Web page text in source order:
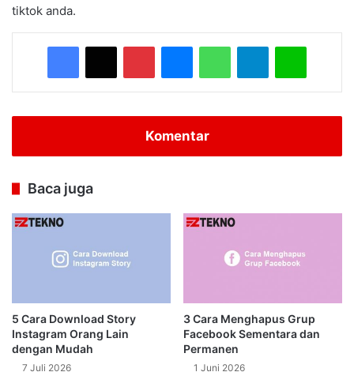
tiktok anda.
Facebook
X PinterestMessengerWhatsAppTelegramLine
Komentar
Baca juga
5 Cara Download Story
Instagram Orang Lain
dengan Mudah
7 Juli 2026
3 Cara Menghapus Grup
Facebook Sementara dan
Permanen
1 Juni 2026